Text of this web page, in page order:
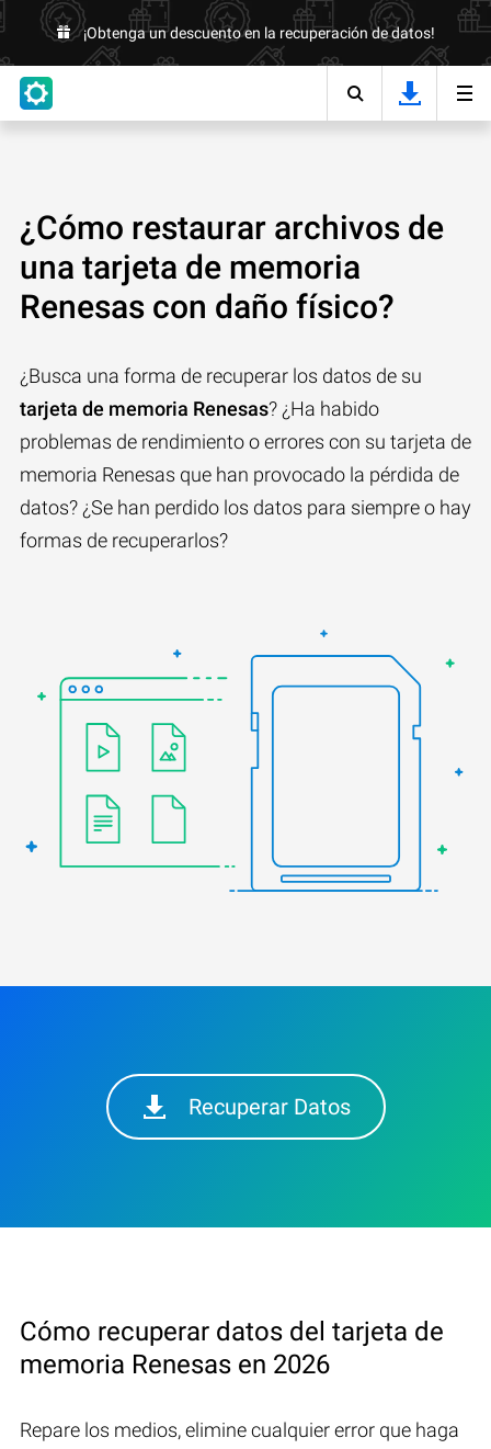
¡Obtenga un descuento en la recuperación de datos!
¿Cómo restaurar archivos de
una tarjeta de memoria
Renesas con daño físico?
¿Busca una forma de recuperar los datos de su
tarjeta de memoria Renesas? ¿Ha habido
problemas de rendimiento o errores con su tarjeta de
memoria Renesas que han provocado la pérdida de
datos? ¿Se han perdido los datos para siempre o hay
formas de recuperarlos?
Recuperar Datos
Cómo recuperar datos del tarjeta de
memoria Renesas en 2026
Repare los medios, elimine cualquier error que haga